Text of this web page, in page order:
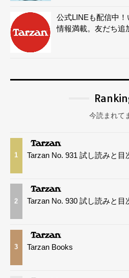
公式LINEも配信中
情報満載。友だち追
今読まれて
1 Tarzan No. 931 試し読みと目
2 Tarzan No. 930 試し読みと目
3 Tarzan Books